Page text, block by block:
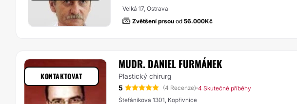
Velká 17, Ostrava
Zvětšení prsou od 56.000Kč
MUDR. DANIEL FURMÁNEK
Plastický chirurg
5
(4 Recenze)·4 Skutečné příběhy
Štefánikova 1301, Kopřivnice
KONTAKTOVAT